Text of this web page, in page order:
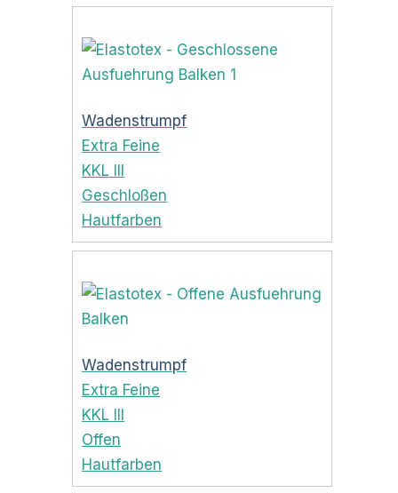
Wadenstrumpf
Extra Feine
KKL III
Geschloßen
Hautfarben
Wadenstrumpf
Extra Feine
KKL III
Offen
Hautfarben